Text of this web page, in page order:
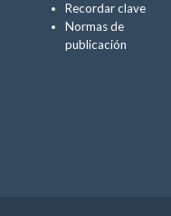
Recordar clave
Normas de
publicación